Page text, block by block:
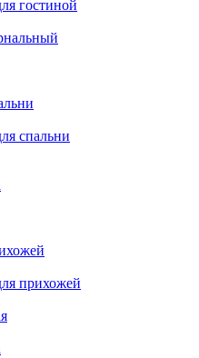
гостиной
спальни
прихожей